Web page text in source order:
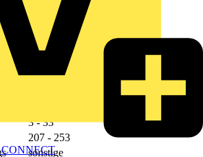
3 - 33
207 - 253
sonstige